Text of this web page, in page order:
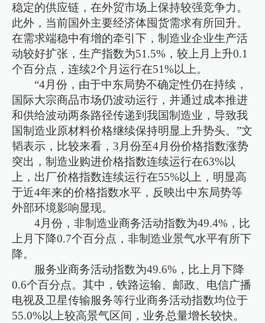
稳定的供应链，在外贸市场上保持较强竞争力。
此外，当前国外主要经济体囤货需求有所回升。
在需求端稳中有增的牵引下，制造业企业生产活
动较好扩张，生产指数为51.5%，较上月上升0.1
个百分点，连续2个月运行在51%以上。
“4月份，由于中东局势不确定性仍在持续，
国际大宗商品市场仍波动运行，并通过成本推进
和供给波动两条路径传递到我国制造业，导致我
国制造业原材料价格继续保持明显上升势头。”文
韬表示，比较来看，3月份至4月份价格指数涨势
突出，制造业购进价格指数连续运行在63%以
上，出厂价格指数连续运行在55%以上，明显高
于近4年来的价格指数水平，反映出中东局势等
外部环境影响显现。
4月份，非制造业商务活动指数为49.4%，比
上月下降0.7个百分点，非制造业景气水平有所下
降。
服务业商务活动指数为49.6%，比上月下降
0.6个百分点。其中，铁路运输、邮政、电信广播
电视及卫星传输服务等行业商务活动指数均位于
55.0%以上较高景气区间，业务总量增长较快。